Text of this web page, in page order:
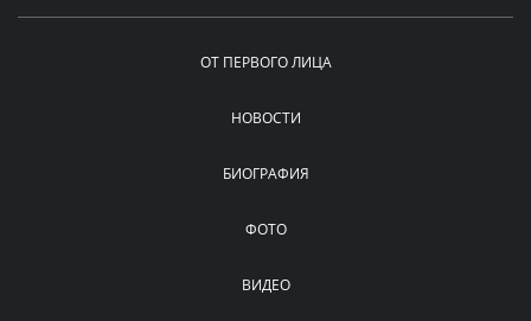
ОТ ПЕРВОГО ЛИЦА
НОВОСТИ
БИОГРАФИЯ
ФОТО
ВИДЕО